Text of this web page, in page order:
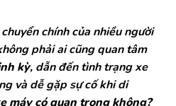
chính của nhiều người
phải ai cũng quan tâm
kỳ, dẫn đến tình trạng xe
và dễ gặp sự cố khi di
máy có quan trọng không?